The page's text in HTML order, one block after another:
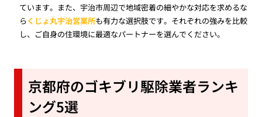
ています。また、宇治市周辺で地域密着の細やかな対応を求めるな
らくじょ丸宇治営業所も有力な選択肢です。それぞれの強みを比較
し、ご自身の住環境に最適なパートナーを選んでください。
京都府のゴキブリ駆除業者ランキ
ング5選